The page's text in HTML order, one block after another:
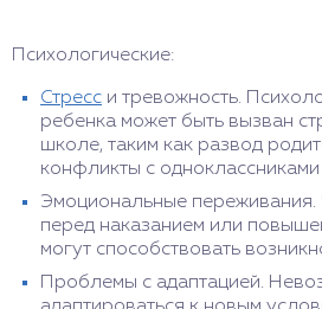
Психологические:
Стресс и тревожность.
ребенка может быть вызван
школе, таким как развод
конфликты с
Эмоциональные переживания.
перед наказанием или
могут способствовать
Проблемы с адаптацией.